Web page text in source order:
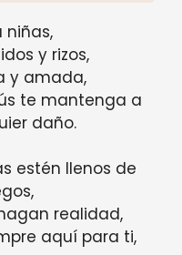
niñas,
y rizos,
y amada,
te mantenga a
daño.
estén llenos de
realidad,
aquí para ti,